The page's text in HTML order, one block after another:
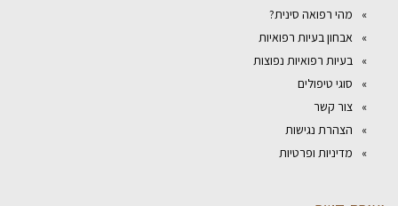
מהי רפואה סינית?
אבחון בעיות רפואיות
בעיות רפואיות נפוצות
סוגי טיפולים
צור קשר
הצהרת נגישות
מדיניות ופרטיות